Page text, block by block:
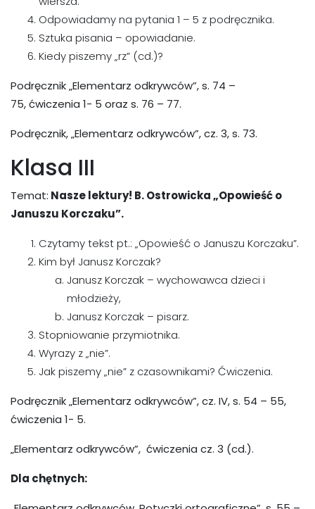
Odpowiadamy na pytania 1 – 5 z podręcznika.
Sztuka pisania – opowiadanie.
Kiedy piszemy „rz” (cd.)?
Podręcznik „Elementarz odkrywców”, s. 74 –
75, ćwiczenia 1- 5 oraz s. 76 – 77.
Podręcznik, „Elementarz odkrywców”, cz. 3, s. 73.
Klasa III
Temat: Nasze lektury! B. Ostrowicka „Opowieść o
Januszu Korczaku”.
Czytamy tekst pt.: „Opowieść o Januszu Korczaku”.
Kim był Janusz Korczak?
Janusz Korczak – wychowawca dzieci i
młodzieży,
Janusz Korczak – pisarz.
Stopniowanie przymiotnika.
Wyrazy z „nie”.
Jak piszemy „nie” z czasownikami? Ćwiczenia.
Podręcznik „Elementarz odkrywców”, cz. IV, s. 54 – 55,
ćwiczenia 1- 5.
„Elementarz odkrywców”, ćwiczenia cz. 3 (cd.).
Dla chętnych: